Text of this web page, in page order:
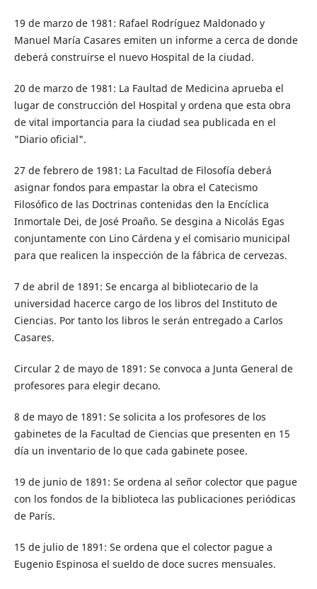
19 de marzo de 1981: Rafael Rodríguez Maldonado y
Manuel María Casares emiten un informe a cerca de donde
deberá construirse el nuevo Hospital de la ciudad.
20 de marzo de 1981: La Faultad de Medicina aprueba el
lugar de construcción del Hospital y ordena que esta obra
de vital importancia para la ciudad sea publicada en el
"Diario oficial".
27 de febrero de 1981: La Facultad de Filosofía deberá
asignar fondos para empastar la obra el Catecismo
Filosófico de las Doctrinas contenidas den la Encíclica
Inmortale Dei, de José Proaño. Se desgina a Nicolás Egas
conjuntamente con Lino Cárdena y el comisario municipal
para que realicen la inspección de la fábrica de cervezas.
7 de abril de 1891: Se encarga al bibliotecario de la
universidad hacerce cargo de los libros del Instituto de
Ciencias. Por tanto los libros le serán entregado a Carlos
Casares.
Circular 2 de mayo de 1891: Se convoca a Junta General de
profesores para elegir decano.
8 de mayo de 1891: Se solicita a los profesores de los
gabinetes de la Facultad de Ciencias que presenten en 15
día un inventario de lo que cada gabinete posee.
19 de junio de 1891: Se ordena al señor colector que pague
con los fondos de la biblioteca las publicaciones periódicas
de París.
15 de julio de 1891: Se ordena que el colector pague a
Eugenio Espinosa el sueldo de doce sucres mensuales.